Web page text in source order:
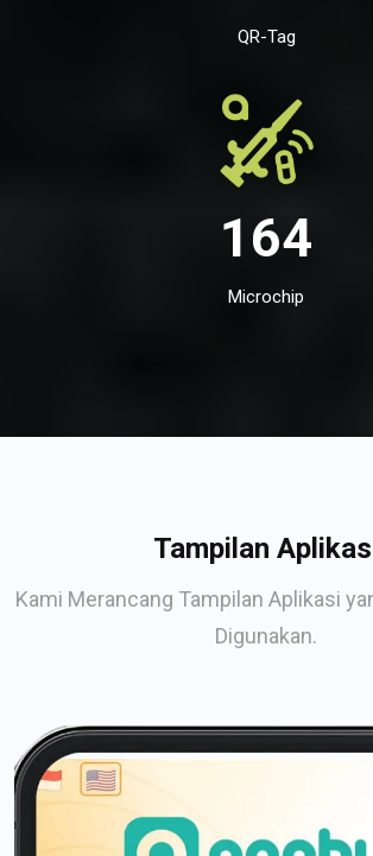
QR-Tag
164
Microchip
Tampilan
Kami Merancang Tampilan Aplikasi
Digunakan.